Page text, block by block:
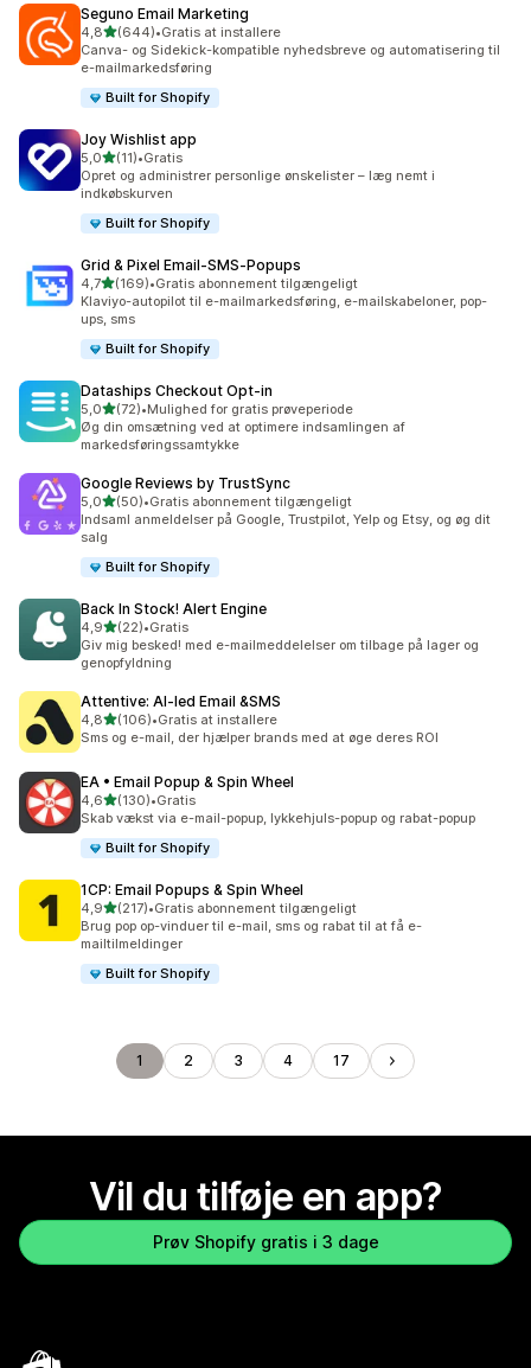
Seguno Email Marketing
4,8ud af 5 stjerner
(644)
644 anmeldelser i alt
•Gratis at installere
Canva- og Sidekick-kompatible nyhedsbreve og automatisering til
e-mailmarkedsføring
Built for Shopify
Joy Wishlist app
5,0ud af 5 stjerner
(11)
11 anmeldelser i alt
•Gratis
Opret og administrer personlige ønskelister – læg nemt i
indkøbskurven
Built for Shopify
Grid & Pixel Email‑SMS‑Popups
4,7ud af 5 stjerner
(169)
169 anmeldelser i alt
•Gratis abonnement tilgængeligt
Klaviyo-autopilot til e-mailmarkedsføring, e-mailskabeloner, pop-
ups, sms
Built for Shopify
Dataships Checkout Opt‑in
5,0ud af 5 stjerner
(72)
72 anmeldelser i alt
•Mulighed for gratis prøveperiode
Øg din omsætning ved at optimere indsamlingen af
markedsføringssamtykke
Google Reviews by TrustSync
5,0ud af 5 stjerner
(50)
50 anmeldelser i alt
•Gratis abonnement tilgængeligt
Indsaml anmeldelser på Google, Trustpilot, Yelp og Etsy, og øg dit
salg
Built for Shopify
Back In Stock! Alert Engine
4,9ud af 5 stjerner
(22)
22 anmeldelser i alt
•Gratis
Giv mig besked! med e-mailmeddelelser om tilbage på lager og
genopfyldning
Attentive: AI‑led Email &SMS
4,8ud af 5 stjerner
(106)
106 anmeldelser i alt
•Gratis at installere
Sms og e-mail, der hjælper brands med at øge deres ROI
EA • Email Popup & Spin Wheel
4,6ud af 5 stjerner
(130)
130 anmeldelser i alt
•Gratis
Skab vækst via e-mail-popup, lykkehjuls-popup og rabat-popup
Built for Shopify
1CP: Email Popups & Spin Wheel
4,9ud af 5 stjerner
(217)
217 anmeldelser i alt
•Gratis abonnement tilgængeligt
Brug pop op-vinduer til e-mail, sms og rabat til at få e-
mailtilmeldinger
Built for Shopify
1 2 3 4 17
Vil du tilføje en app?
Prøv Shopify gratis i 3 dage